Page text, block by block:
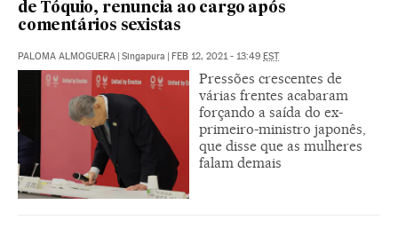
de Tóquio, renuncia ao cargo após
comentários sexistas
PALOMA ALMOGUERA | Singapura | FEB 12, 2021 - 13:49 EST
Pressões crescentes de
várias frentes acabaram
forçando a saída do ex-
primeiro-ministro japonês,
que disse que as mulheres
falam demais